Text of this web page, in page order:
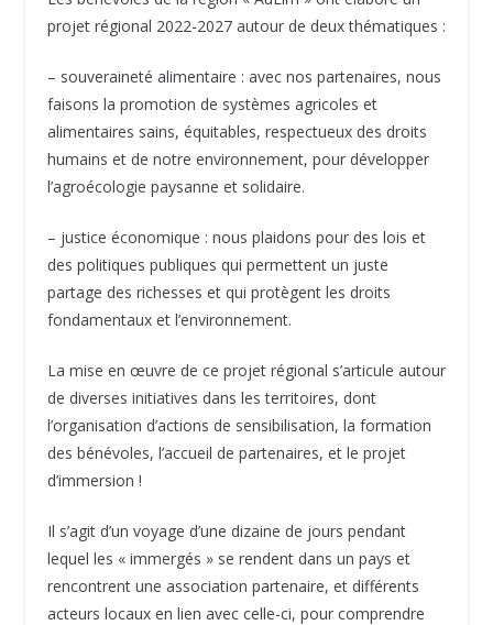
projet régional 2022-2027 autour de deux thématiques :
– souveraineté alimentaire : avec nos partenaires, nous
faisons la promotion de systèmes agricoles et
alimentaires sains, équitables, respectueux des droits
humains et de notre environnement, pour développer
l’agroécologie paysanne et solidaire.
– justice économique : nous plaidons pour des lois et
des politiques publiques qui permettent un juste
partage des richesses et qui protègent les droits
fondamentaux et l’environnement.
La mise en œuvre de ce projet régional s’articule autour
de diverses initiatives dans les territoires, dont
l’organisation d’actions de sensibilisation, la formation
des bénévoles, l’accueil de partenaires, et le projet
d’immersion !
Il s’agit d’un voyage d’une dizaine de jours pendant
lequel les « immergés » se rendent dans un pays et
rencontrent une association partenaire, et différents
acteurs locaux en lien avec celle-ci, pour comprendre